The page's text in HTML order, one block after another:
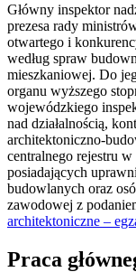
Główny inspektor
prezesa rady
otwartego i
według spraw
mieszkaniowej. Do
organu wyższego
wojewódzkiego
nad działalnością,
architektoniczno-
centralnego rejestru
posiadających
budowlanych oraz
zawodowej z
architektoniczne –
Praca